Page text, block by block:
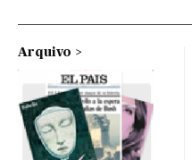
Arquivo